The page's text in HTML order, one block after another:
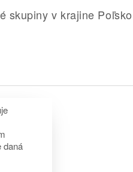
skupiny v krajine
daná